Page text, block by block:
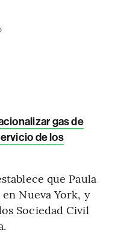
gas de
de los
que Paula
Nueva York, y
Sociedad Civil